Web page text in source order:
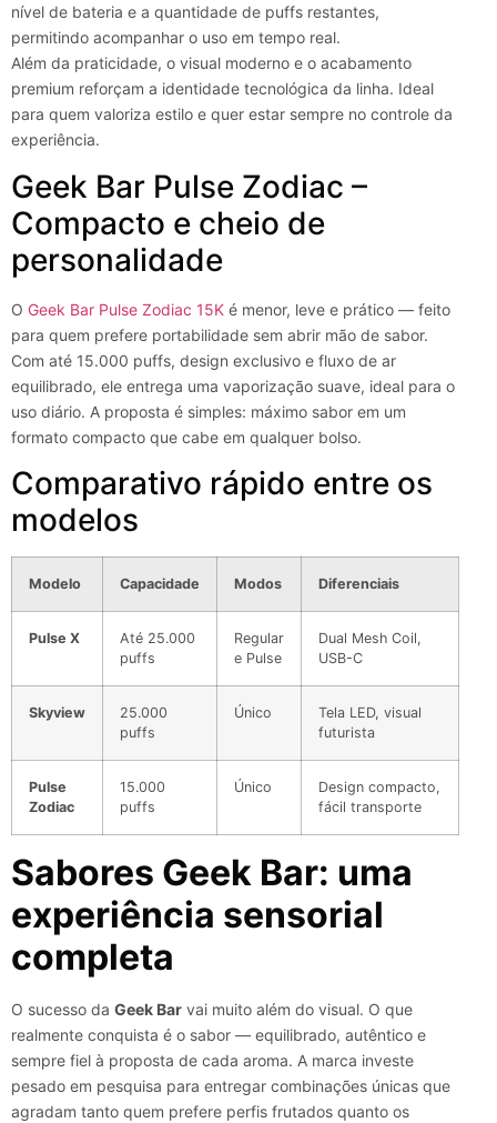
nível de bateria e a quantidade de puffs restantes,
permitindo acompanhar o uso em tempo real.
Além da praticidade, o visual moderno e o acabamento
premium reforçam a identidade tecnológica da linha. Ideal
para quem valoriza estilo e quer estar sempre no controle da
experiência.
Geek Bar Pulse Zodiac –
Compacto e cheio de
personalidade
O Geek Bar Pulse Zodiac 15K é menor, leve e prático — feito
para quem prefere portabilidade sem abrir mão de sabor.
Com até 15.000 puffs, design exclusivo e fluxo de ar
equilibrado, ele entrega uma vaporização suave, ideal para o
uso diário. A proposta é simples: máximo sabor em um
formato compacto que cabe em qualquer bolso.
Comparativo rápido entre os
modelos
Modelo Capacidade Modos Diferenciais
Pulse X
Até 25.000
puffs
Regular
e Pulse
Dual Mesh Coil,
USB-C
Skyview
25.000
puffs
Único
Tela LED, visual
futurista
Pulse
Zodiac
15.000
puffs
Único
Design compacto,
fácil transporte
Sabores Geek Bar: uma
experiência sensorial
completa
O sucesso da Geek Bar vai muito além do visual. O que
realmente conquista é o sabor — equilibrado, autêntico e
sempre fiel à proposta de cada aroma. A marca investe
pesado em pesquisa para entregar combinações únicas que
agradam tanto quem prefere perfis frutados quanto os